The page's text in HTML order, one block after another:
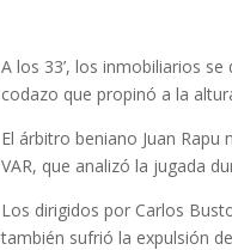
A los 33’, los inmobiliarios
codazo que propinó a la
El árbitro beniano Juan
VAR, que analizó la jugada
Los dirigidos por Carlos
también sufrió la expulsión